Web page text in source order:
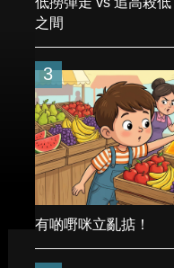
之間
3
有啲嘢咪立亂掂！